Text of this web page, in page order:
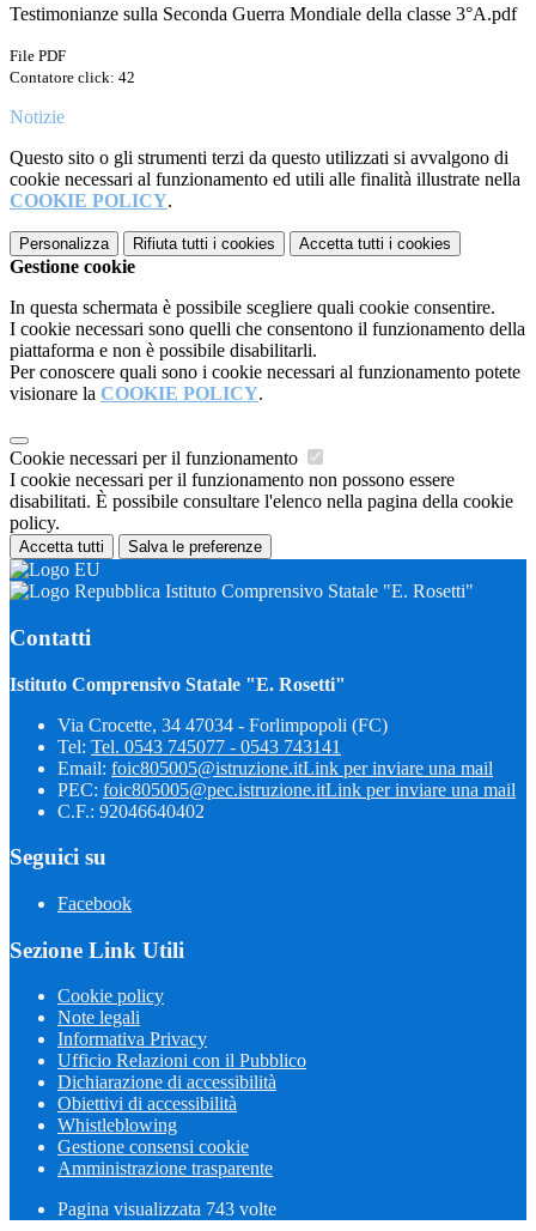
Testimonianze sulla Seconda Guerra Mondiale della classe 3°A.pdf
File PDF
Contatore click: 42
Notizie
Questo sito o gli strumenti terzi da questo utilizzati si avvalgono di
cookie necessari al funzionamento ed utili alle finalità illustrate nella
COOKIE POLICY.
Personalizza Rifiuta tutti i cookies Accetta tutti i cookies
Gestione cookie
In questa schermata è possibile scegliere quali cookie consentire.
I cookie necessari sono quelli che consentono il funzionamento della
piattaforma e non è possibile disabilitarli.
Per conoscere quali sono i cookie necessari al funzionamento potete
visionare la COOKIE POLICY.
Cookie necessari per il funzionamento
I cookie necessari per il funzionamento non possono essere
disabilitati. È possibile consultare l'elenco nella pagina della cookie
policy.
Accetta tutti Salva le preferenze
Istituto Comprensivo Statale "E. Rosetti"
Contatti
Istituto Comprensivo Statale "E. Rosetti"
Via Crocette, 34 47034 - Forlimpopoli (FC)
Tel: Tel. 0543 745077 - 0543 743141
Email: foic805005@istruzione.itLink per inviare una mail
PEC: foic805005@pec.istruzione.itLink per inviare una mail
C.F.: 92046640402
Seguici su
Facebook
Sezione Link Utili
Cookie policy
Note legali
Informativa Privacy
Ufficio Relazioni con il Pubblico
Dichiarazione di accessibilità
Obiettivi di accessibilità
Whistleblowing
Gestione consensi cookie
Amministrazione trasparente
Pagina visualizzata 743 volte